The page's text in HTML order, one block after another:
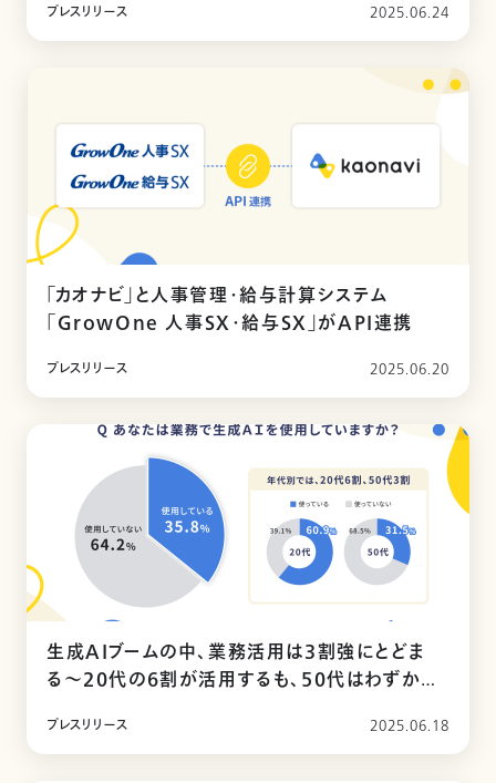
プレスリリース 2025.06.24
「カオナビ」と人事管理・給与計算システム
「GrowOne 人事SX・給与SX」がAPI連携
プレスリリース 2025.06.20
生成AIブームの中、業務活用は3割強にとどま
る〜20代の6割が活用するも、50代はわずか3
プレスリリース 2025.06.18